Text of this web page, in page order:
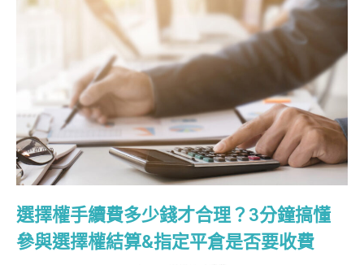
選擇權手續費多少錢才合理？3分鐘搞懂
參與選擇權結算&指定平倉是否要收費